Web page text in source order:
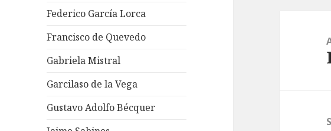
Federico García Lorca
Francisco de Quevedo
Gabriela Mistral
Garcilaso de la Vega
Gustavo Adolfo Bécquer